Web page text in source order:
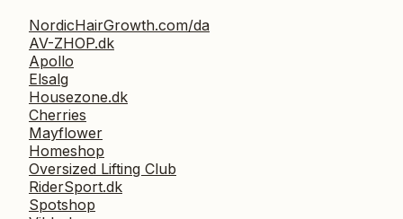
NordicHairGrowth.com/da
AV-ZHOP.dk
Apollo
Elsalg
Housezone.dk
Cherries
Mayflower
Homeshop
Oversized Lifting Club
RiderSport.dk
Spotshop